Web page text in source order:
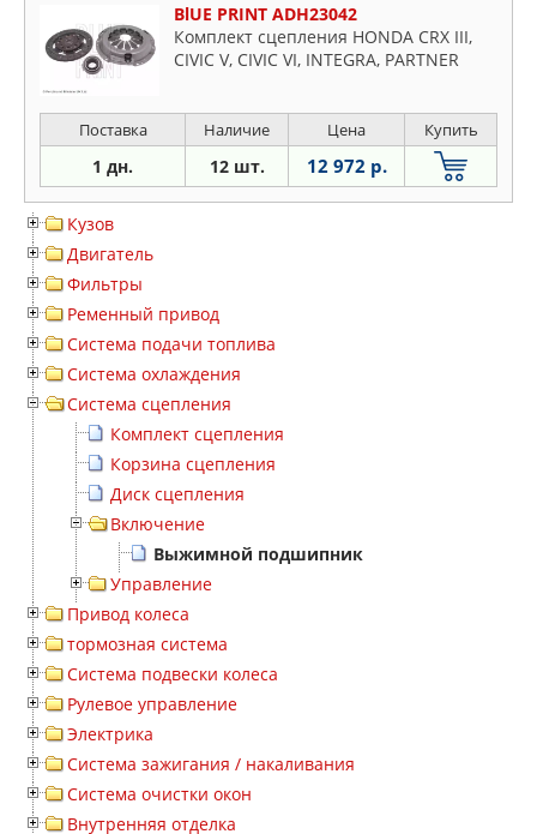
BlUE PRINT ADH23042
Комплект сцепления HONDA CRX III,
CIVIC V, CIVIC VI, INTEGRA, PARTNER
Поставка Наличие Цена Купить
1 дн. 12 шт. 12 972 р.
Кузов
Двигатель
Фильтры
Ременный привод
Система подачи топлива
Система охлаждения
Система сцепления
Комплект сцепления
Корзина сцепления
Диск сцепления
Включение
Выжимной подшипник
Управление
Привод колеса
тормозная система
Система подвески колеса
Рулевое управление
Электрика
Система зажигания / накаливания
Система очистки окон
Внутренняя отделка